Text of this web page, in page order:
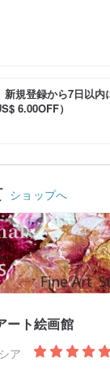
新規登録から7日以
6.00OFF）
ショップへ
ート絵画館
ア